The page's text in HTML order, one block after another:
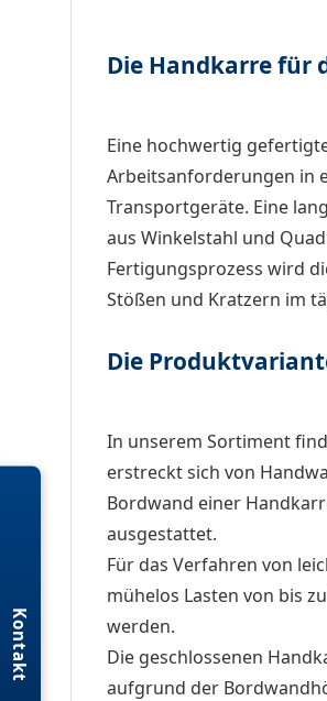
Kontakt
Die Handkarre für
Eine hochwertig
Arbeitsanforderungen in
Transportgeräte. Eine
aus Winkelstahl und
Fertigungsprozess wird
Stößen und Kratzern im
Die
In unserem Sortiment
erstreckt sich von
Bordwand einer
ausgestattet.
Für das Verfahren von
mühelos Lasten von bis
werden.
Die geschlossenen
aufgrund der